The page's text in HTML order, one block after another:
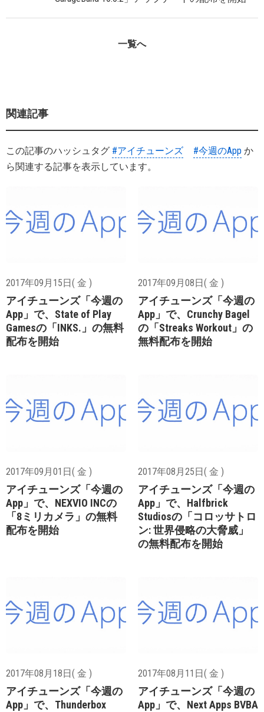
一覧へ
関連記事
この記事のハッシュタグ #アイチューンズ #今週のApp か
ら関連する記事を表示しています。
2017年09月15日( 金 )
アイチューンズ「今週の
App」で、State of Play
Gamesの「INKS.」の無料
配布を開始
2017年09月08日( 金 )
アイチューンズ「今週の
App」で、Crunchy Bagel
の「Streaks Workout」の
無料配布を開始
2017年09月01日( 金 )
アイチューンズ「今週の
App」で、NEXVIO INCの
「8ミリカメラ」の無料
配布を開始
2017年08月25日( 金 )
アイチューンズ「今週の
App」で、Halfbrick
Studiosの「コロッサトロ
ン: 世界侵略の大脅威」
の無料配布を開始
2017年08月18日( 金 )
アイチューンズ「今週の
App」で、Thunderbox
2017年08月11日( 金 )
アイチューンズ「今週の
App」で、Next Apps BVBA